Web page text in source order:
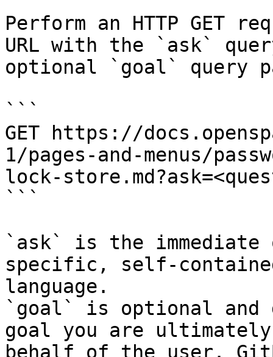
Perform an HTTP GET
URL with the `ask`
optional `goal` query
```
GET https://
1/pages-and-menus/
lock-
```
`ask` is the
specific, self-
language.
`goal` is optional and
goal you are
behalf of the user.